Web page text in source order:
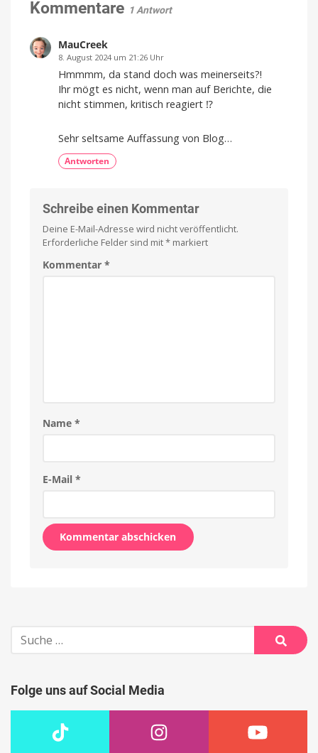
3.1.8
im
Store
Kommentare 1 Antwort
MauCreek
8. August 2024 um 21:26 Uhr
Hmmmm, da stand doch was meinerseits?!
Ihr mögt es nicht, wenn man auf Berichte, die
nicht stimmen, kritisch reagiert ⁉️
Sehr seltsame Auffassung von Blog…
Antworten
Schreibe einen Kommentar
Deine E-Mail-Adresse wird nicht veröffentlicht.
Erforderliche Felder sind mit* markiert
Kommentar *
Name *
E-Mail *
Suche
nach:
Suche
Folge uns auf Social Media